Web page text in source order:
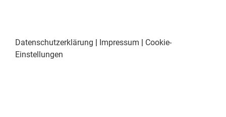
Datenschutzerklärung | Impressum | Cookie-
Einstellungen